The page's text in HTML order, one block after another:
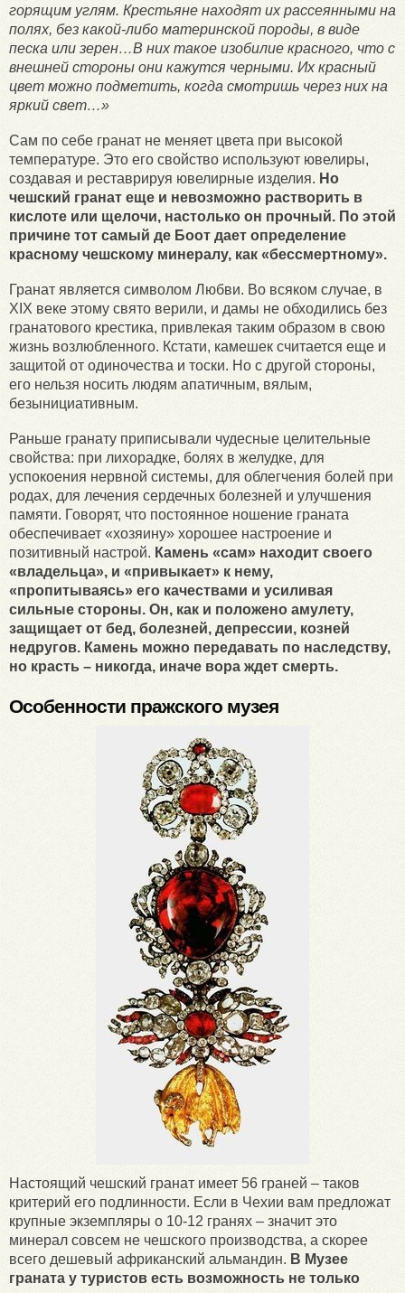
горящим углям. Крестьяне находят их рассеянными на
полях, без какой-либо материнской породы, в виде
песка или зерен…В них такое изобилие красного, что с
внешней стороны они кажутся черными. Их красный
цвет можно подметить, когда смотришь через них на
яркий свет…»
Сам по себе гранат не меняет цвета при высокой
температуре. Это его свойство используют ювелиры,
создавая и реставрируя ювелирные изделия. Но
чешский гранат еще и невозможно растворить в
кислоте или щелочи, настолько он прочный. По этой
причине тот самый де Боот дает определение
красному чешскому минералу, как «бессмертному».
Гранат является символом Любви. Во всяком случае, в
XIX веке этому свято верили, и дамы не обходились без
гранатового крестика, привлекая таким образом в свою
жизнь возлюбленного. Кстати, камешек считается еще и
защитой от одиночества и тоски. Но с другой стороны,
его нельзя носить людям апатичным, вялым,
безынициативным.
Раньше гранату приписывали чудесные целительные
свойства: при лихорадке, болях в желудке, для
успокоения нервной системы, для облегчения болей при
родах, для лечения сердечных болезней и улучшения
памяти. Говорят, что постоянное ношение граната
обеспечивает «хозяину» хорошее настроение и
позитивный настрой. Камень «сам» находит своего
«владельца», и «привыкает» к нему,
«пропитываясь» его качествами и усиливая
сильные стороны. Он, как и положено амулету,
защищает от бед, болезней, депрессии, козней
недругов. Камень можно передавать по наследству,
но красть – никогда, иначе вора ждет смерть.
Особенности пражского музея
Настоящий чешский гранат имеет 56 граней – таков
критерий его подлинности. Если в Чехии вам предложат
крупные экземпляры о 10-12 гранях – значит это
минерал совсем не чешского производства, а скорее
всего дешевый африканский альмандин. В Музее
граната у туристов есть возможность не только